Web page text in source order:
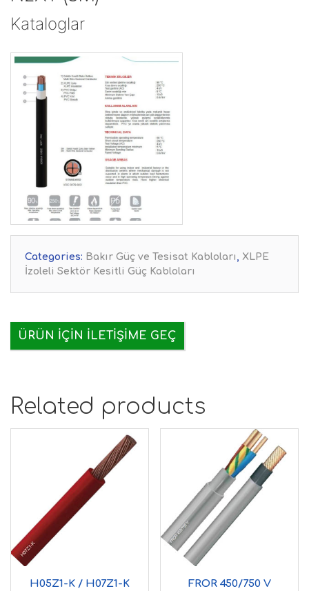
Kataloglar
Categories: Bakır Güç ve Tesisat Kabloları , XLPE
İzoleli Sektör Kesitli Güç Kabloları
ÜRÜN IÇIN İLETIŞIME GEÇ
Related products
H05Z1-K / H07Z1-K FROR 450/750 V